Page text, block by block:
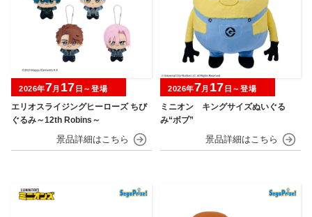
エリオスライジングヒーローズ ちび
ぐるみ～12th Robins～
2026年7月 17 日～登場
ミニオン キングサイズぬいぐる
み“ボブ”
2026年7月 17 日～登場